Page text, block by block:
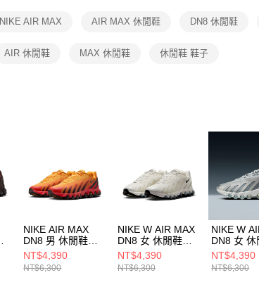
１．透過
交易，需
形，恩沛
動。
NIKE AIR MAX AIR MAX 休閒鞋 DN8 休閒鞋
AIR 休閒鞋 MAX 休閒鞋 休閒鞋 鞋子
NIKE AIR MAX
DN8 男 休閒鞋
FQ7860800
NT$4,390
NT$6,300
NIKE W AIR MAX
DN8 女 休閒鞋
HF5509101
NT$4,390
NT$6,300
NIKE W
DN8 女 休
HF5509001
NT$4,390
NT$6,300